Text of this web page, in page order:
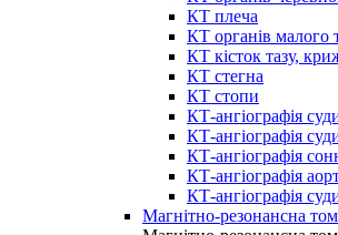
КТ плеча
КТ органів
КТ кісток тазу,
КТ стегна
КТ стопи
КТ-ангіографія
КТ-ангіографія
КТ-ангіографія
КТ-ангіографія
КТ-ангіографія
Магнітно-резонансна